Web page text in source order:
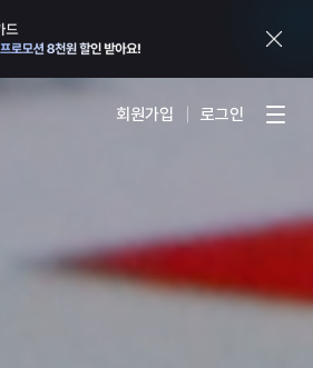
회원가입 로그인